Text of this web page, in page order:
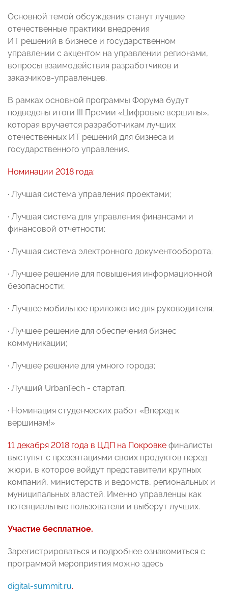
Основной темой обсуждения станут лучшие
отечественные практики внедрения
ИТ решений в бизнесе и государственном
управлении с акцентом на управлении регионами,
вопросы взаимодействия разработчиков и
заказчиков-управленцев.
В рамках основной программы Форума будут
подведены итоги III Премии «Цифровые вершины»,
которая вручается разработчикам лучших
отечественных ИТ решений для бизнеса и
государственного управления.
Номинации 2018 года:
· Лучшая система управления проектами;
· Лучшая система для управления финансами и
финансовой отчетности;
· Лучшая система электронного документооборота;
· Лучшее решение для повышения информационной
безопасности;
· Лучшее мобильное приложение для руководителя;
· Лучшее решение для обеспечения бизнес
коммуникации;
· Лучшее решение для умного города;
· Лучший UrbanTech - стартап;
· Номинация студенческих работ «Вперед к
вершинам!»
11 декабря 2018 года в ЦДП на Покровке финалисты
выступят с презентациями своих продуктов перед
жюри, в которое войдут представители крупных
компаний, министерств и ведомств, региональных и
муниципальных властей. Именно управленцы как
потенциальные пользователи и выберут лучших.
Участие бесплатное.
Зарегистрироваться и подробнее ознакомиться с
программой мероприятия можно здесь
digital-summit.ru.